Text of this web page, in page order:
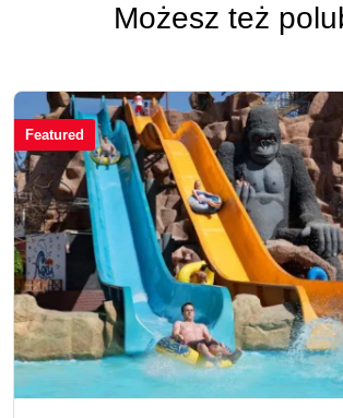
Możesz też
Featured